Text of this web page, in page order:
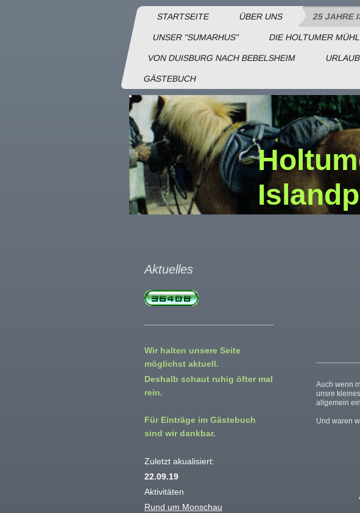
STARTSEITE ÜBER UNS 25 JAHRE
UNSER "SUMARHUS" DIE HOLTUMER
VON DUISBURG NACH BEBELSHEIM URLAUB
GÄSTEBUCH
Auch wenn
unsre
allgemein
Und waren
Aktuelles
Wir halten unsere Seite
möglichst aktuell.
Deshalb schaut ruhig öfter mal
rein.
Für Einträge im Gästebuch
sind wir dankbar.
Zuletzt akualisiert:
22.09.19
Aktivitäten
Rund um Monschau